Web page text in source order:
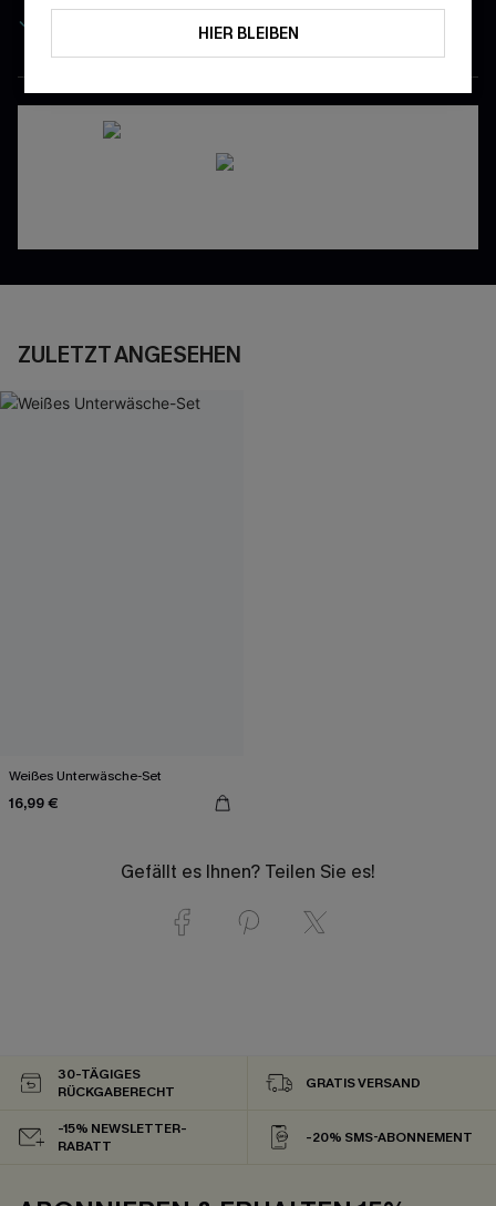
ZULETZT ANGESEHEN
Weißes Unterwäsche-Set
16,99 €
Gefällt es Ihnen? Teilen Sie es!
HIER BLEIBEN
30-TÄGIGES
RÜCKGABERECHT
GRATIS VERSAND
-15% NEWSLETTER-
RABATT
-20% SMS-ABONNEMENT